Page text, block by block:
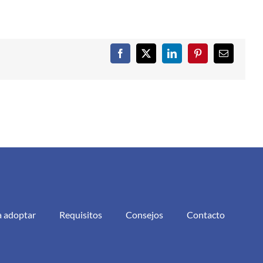
Facebook
X LinkedInPinterestCorreo
electrónico
adoptar Requisitos Consejos Contacto